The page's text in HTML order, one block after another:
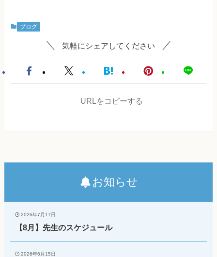
ブログ
気軽にシェアしてください
URLをコピーする
お知らせ
2026年7月17日
【8月】先生のスケジュール
2026年6月15日